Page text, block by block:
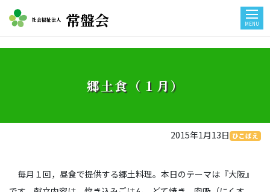
社会福祉法人 常盤会 MENU
郷土食（１月）
2015年1月13日 ひこばえ
毎月１回，昼食で提供する郷土料理。本日のテーマは『大阪』